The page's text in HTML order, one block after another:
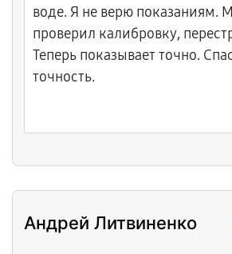
воде. Я не верю показаниям.
проверил калибровку,
Теперь показывает точно.
точность.
Андрей Литвиненко